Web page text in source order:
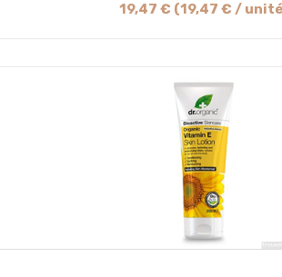
19,47 € (19,47 € /